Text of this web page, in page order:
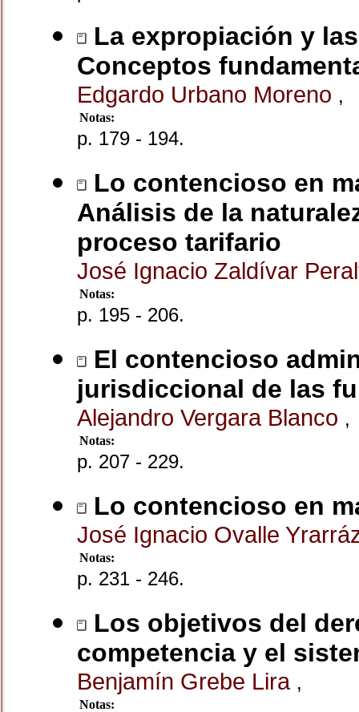
La expropiación y
Conceptos
Edgardo Urbano Moreno ,
Notas:
p. 179 - 194.
Lo contencioso en
Análisis de la
proceso tarifario
José Ignacio Zaldívar
Notas:
p. 195 - 206.
El contencioso
jurisdiccional de las
Alejandro Vergara Blanco ,
Notas:
p. 207 - 229.
Lo contencioso en
José Ignacio Ovalle
Notas:
p. 231 - 246.
Los objetivos del
competencia y el
Benjamín Grebe Lira ,
Notas: